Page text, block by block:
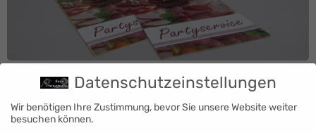
von Visitenkarten, über Schreibblöcke,
Geschäftspapier und Flyern…
Datenschutzeinstellungen
Wir benötigen Ihre Zustimmung, bevor Sie unsere Website weiter
besuchen können.